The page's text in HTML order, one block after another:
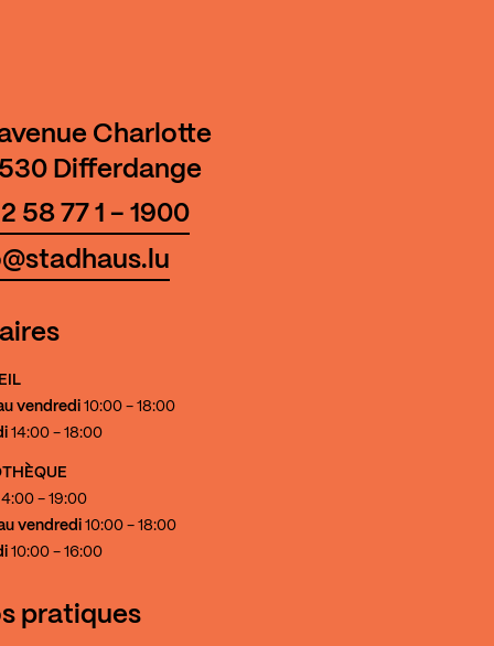
Charlotte
Differdange
58 77 1 - 1900
vendredi 10:00 - 18:00
14:00 - 18:00
- 19:00
vendredi 10:00 - 18:00
10:00 - 16:00
pratiques